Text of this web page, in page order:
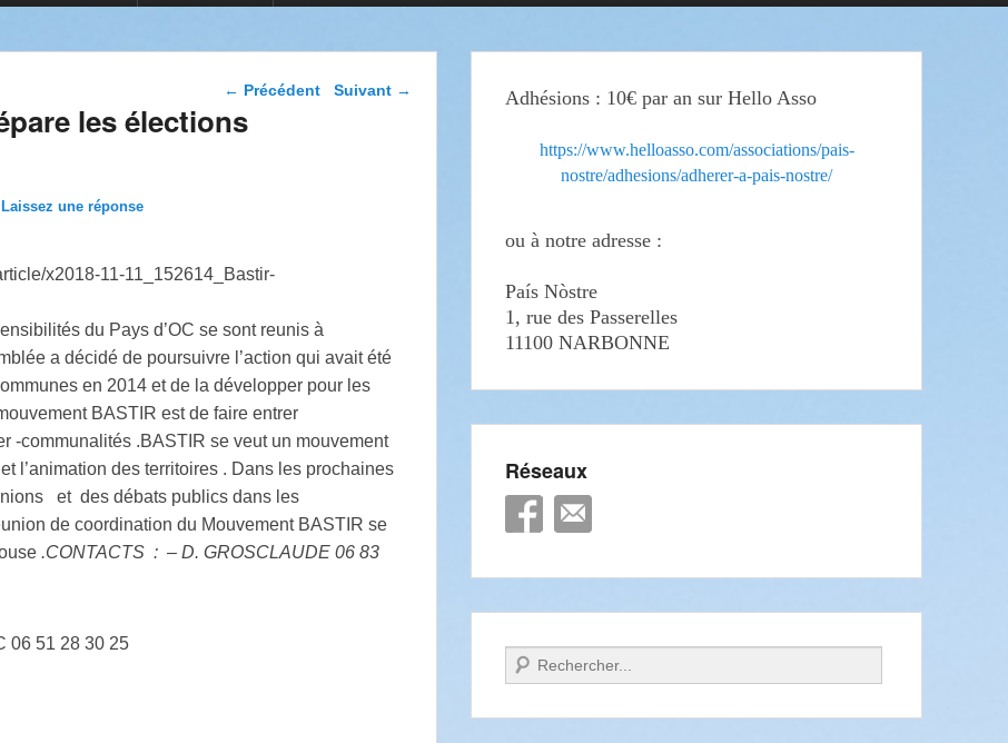
Navigation dans les
← Précédent Suivant →
les élections
Laissez une réponse
du Pays d’OC se sont reunis à
a décidé de poursuivre l’action qui avait été
en 2014 et de la développer pour les
BASTIR est de faire entrer
-communalités .BASTIR se veut un mouvement
l’animation des territoires . Dans les prochaines
et des débats publics dans les
de coordination du Mouvement BASTIR se
.CONTACTS : – D. GROSCLAUDE 06 83
06 51 28 30 25
Adhésions : 10€ par an sur Hello Asso
https://www.helloasso.com/associations/pais-
nostre/adhesions/adherer-a-pais-nostre/
ou à notre adresse :
País Nòstre
1, rue des Passerelles
11100 NARBONNE
Réseaux
Recherche